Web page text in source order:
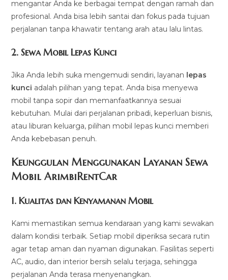
mengantar Anda ke berbagai tempat dengan ramah dan
profesional. Anda bisa lebih santai dan fokus pada tujuan
perjalanan tanpa khawatir tentang arah atau lalu lintas.
2.Sewa Mobil Lepas Kunci
Jika Anda lebih suka mengemudi sendiri, layanan lepas
kunci adalah pilihan yang tepat. Anda bisa menyewa
mobil tanpa sopir dan memanfaatkannya sesuai
kebutuhan. Mulai dari perjalanan pribadi, keperluan bisnis,
atau liburan keluarga, pilihan mobil lepas kunci memberi
Anda kebebasan penuh.
Keunggulan Menggunakan Layanan Sewa
Mobil ArimbiRentCar
1.Kualitas dan Kenyamanan Mobil
Kami memastikan semua kendaraan yang kami sewakan
dalam kondisi terbaik. Setiap mobil diperiksa secara rutin
agar tetap aman dan nyaman digunakan. Fasilitas seperti
AC, audio, dan interior bersih selalu terjaga, sehingga
perjalanan Anda terasa menyenangkan.